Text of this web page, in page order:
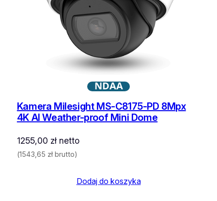
NDAA
Kamera Milesight MS-C8175-PD 8Mpx
4K AI Weather-proof Mini Dome
1255,00 złnetto
(1543,65 złbrutto)
Dodaj do koszyka